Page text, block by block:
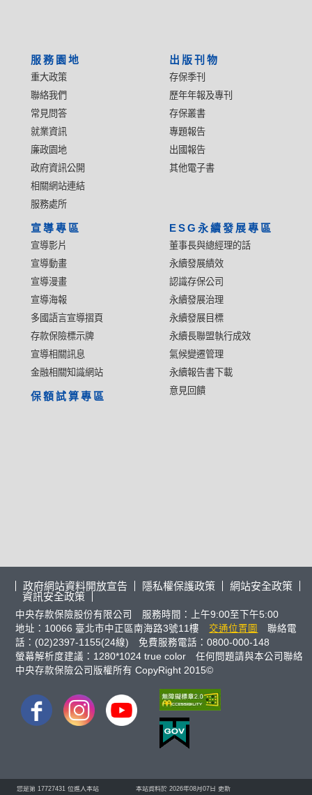
服務園地
重大政策
聯絡我們
常見問答
就業資訊
廉政園地
政府資訊公開
相關網站連結
服務處所
出版刊物
存保季刊
歷年年報及專刊
存保叢書
專題報告
出國報告
其他電子書
宣導專區
宣導影片
宣導動畫
宣導漫畫
宣導海報
多國語言宣導摺頁
存款保險標示牌
宣導相關訊息
金融相關知識網站
ESG永續發展專區
董事長與總經理的話
永續發展績效
認識存保公司
永續發展治理
永續發展目標
永續長聯盟執行成效
氣候變遷管理
永續報告書下載
意見回饋
保額試算專區
政府網站資料開放宣告 隱私權保護政策
網站安全政策
資訊安全政策
中央存款保險股份有限公司 服務時間：上午9:00至下午5:00
地址：10066 臺北市中正區南海路3號11樓
交通位置圖
聯絡電
話：(02)2397-1155(24線) 免費服務電話：0800-000-148
螢幕解析度建議：1280*1024 true color 任何問題請與本公司聯絡
中央存款保險公司版權所有 CopyRight 2015©
youtube
您是第 17727431 位進入本站 本站資料於 2026年08月07日 更新